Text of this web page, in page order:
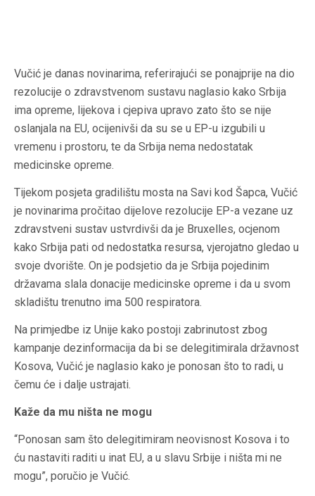
Vučić je danas novinarima, referirajući se ponajprije na dio
rezolucije o zdravstvenom sustavu naglasio kako Srbija
ima opreme, lijekova i cjepiva upravo zato što se nije
oslanjala na EU, ocijenivši da su se u EP-u izgubili u
vremenu i prostoru, te da Srbija nema nedostatak
medicinske opreme.
Tijekom posjeta gradilištu mosta na Savi kod Šapca, Vučić
je novinarima pročitao dijelove rezolucije EP-a vezane uz
zdravstveni sustav ustvrdivši da je Bruxelles, ocjenom
kako Srbija pati od nedostatka resursa, vjerojatno gledao u
svoje dvorište. On je podsjetio da je Srbija pojedinim
državama slala donacije medicinske opreme i da u svom
skladištu trenutno ima 500 respiratora.
Na primjedbe iz Unije kako postoji zabrinutost zbog
kampanje dezinformacija da bi se delegitimirala državnost
Kosova, Vučić je naglasio kako je ponosan što to radi, u
čemu će i dalje ustrajati.
Kaže da mu ništa ne mogu
“Ponosan sam što delegitimiram neovisnost Kosova i to
ću nastaviti raditi u inat EU, a u slavu Srbije i ništa mi ne
mogu”, poručio je Vučić.